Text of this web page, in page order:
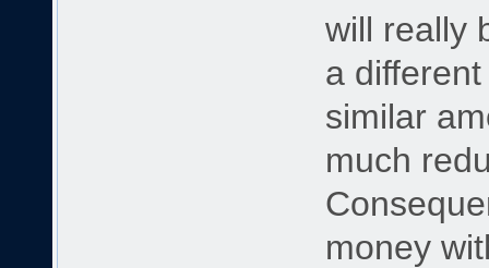
will really
a
similar
much
money